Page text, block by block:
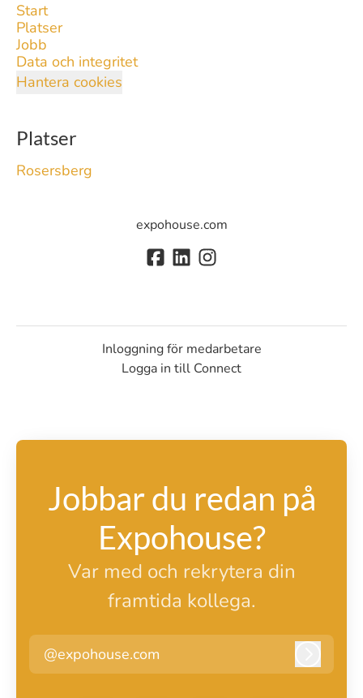
Start
Platser
Jobb
Data och integritet
Hantera cookies
Platser
Rosersberg
expohouse.com
Inloggning för medarbetare
Logga in till Connect
Jobbar du redan på
Expohouse?
Var med och rekrytera din
framtida kollega.
@expohouse.com